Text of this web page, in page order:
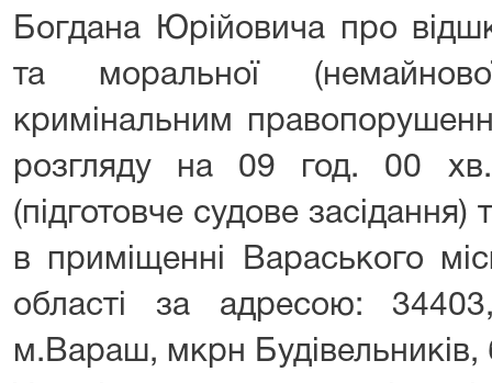
Богдана Юрійовича про
та моральної
кримінальним
розгляду на 09 год. 00
(підготовче судове засідання)
в приміщенні Вараського
області за адресою:
м.Вараш, мкрн Будівельників,